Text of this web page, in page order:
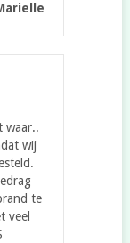
waar..
wij
te
veel